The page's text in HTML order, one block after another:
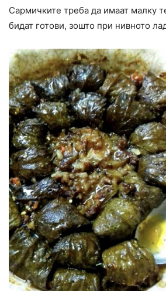
Сармичките треба да имаат малку
бидат готови, зошто при нивното